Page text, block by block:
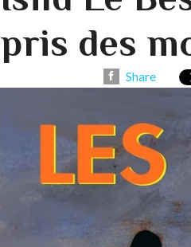
pris des
Share